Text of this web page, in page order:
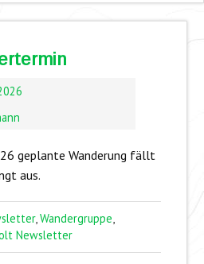
geplante Wanderung fällt
aus.
,Wandergruppe,
Newsletter